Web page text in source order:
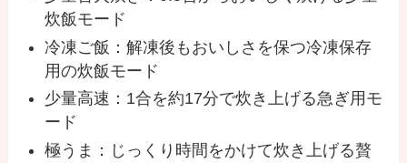
炊飯モード
冷凍ご飯：解凍後もおいしさを保つ冷凍保存
用の炊飯モード
少量高速：1合を約17分で炊き上げる急ぎ用モ
ード
極うま：じっくり時間をかけて炊き上げる贅